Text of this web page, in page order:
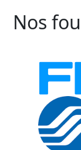
Nos